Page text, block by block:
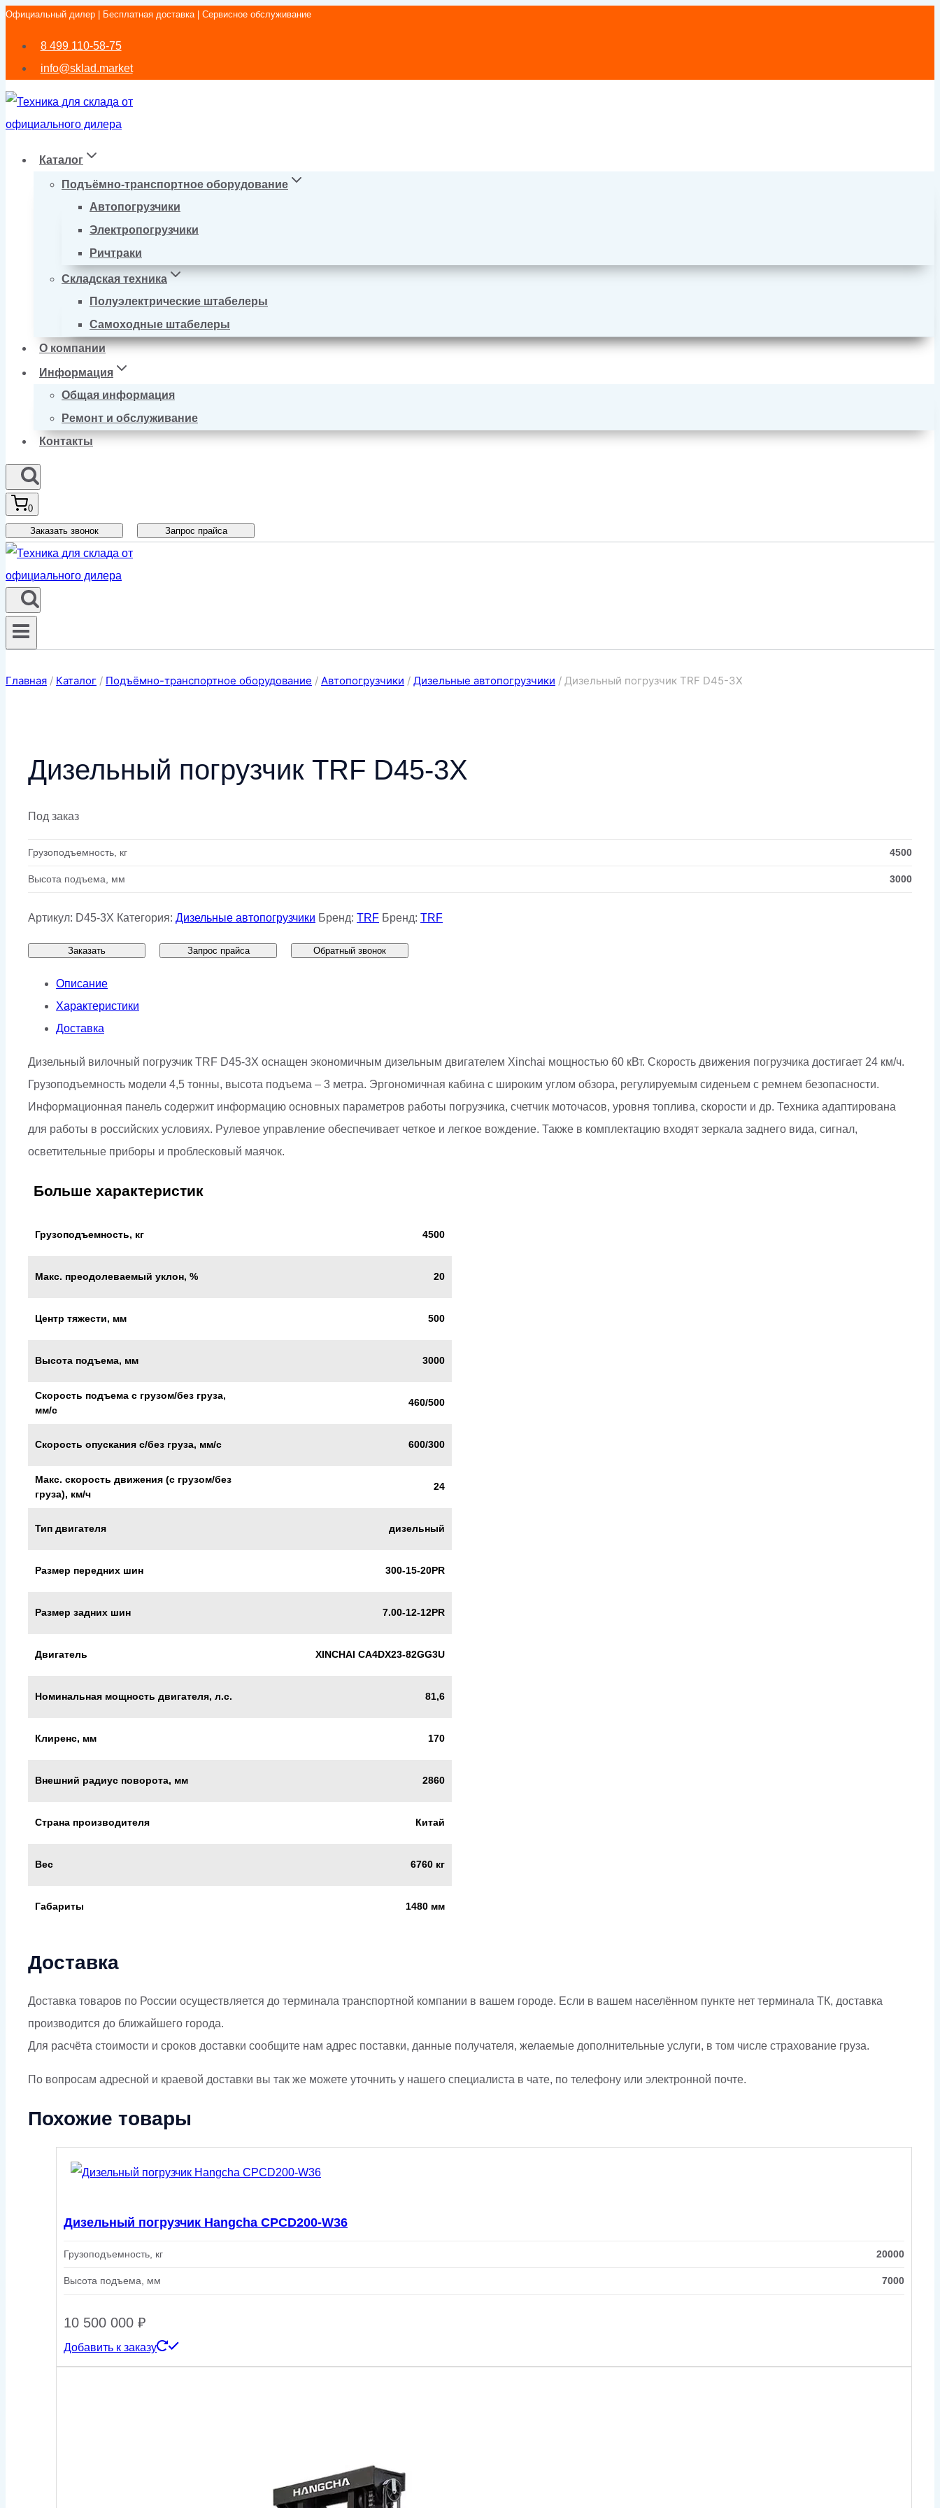
Перейти
Официальный дилер | Бесплатная доставка | Сервисное обслуживание
8 499 110-58-75
info@sklad.market
Каталог
Подъёмно-транспортное оборудование
Автопогрузчики
Электропогрузчики
Ричтраки
Складская техника
Полуэлектрические штабелеры
Самоходные штабелеры
О компании
Информация
Общая информация
Ремонт и обслуживание
Контакты
0
Заказать звонок Запрос прайса
Главная / Каталог / Подъёмно-транспортное оборудование / Автопогрузчики / Дизельные автопогрузчики / Дизельный погрузчик TRF D45-3X
Дизельный погрузчик TRF D45-3X
Под заказ
Грузоподъемность, кг 4500
Высота подъема, мм 3000
Артикул: D45-3X Категория: Дизельные автопогрузчики Бренд: TRF Бренд: TRF
Заказать Запрос прайса Обратный звонок
Описание
Характеристики
Доставка
Дизельный вилочный погрузчик TRF D45-3X оснащен экономичным дизельным двигателем Xinchai мощностью 60 кВт. Скорость движения погрузчика достигает 24 км/ч.
Грузоподъемность модели 4,5 тонны, высота подъема – 3 метра. Эргономичная кабина с широким углом обзора, регулируемым сиденьем с ремнем безопасности.
Информационная панель содержит информацию основных параметров работы погрузчика, счетчик моточасов, уровня топлива, скорости и др. Техника адаптирована
для работы в российских условиях. Рулевое управление обеспечивает четкое и легкое вождение. Также в комплектацию входят зеркала заднего вида, сигнал,
осветительные приборы и проблесковый маячок.
Больше характеристик
Грузоподъемность, кг 4500
Макс. преодолеваемый уклон, % 20
Центр тяжести, мм 500
Высота подъема, мм 3000
Скорость подъема с грузом/без груза,
мм/с
460/500
Скорость опускания c/без груза, мм/с 600/300
Макс. скорость движения (с грузом/без
груза), км/ч
24
Тип двигателя дизельный
Размер передних шин 300-15-20PR
Размер задних шин 7.00-12-12PR
Двигатель XINCHAI CA4DX23-82GG3U
Номинальная мощность двигателя, л.с. 81,6
Клиренс, мм 170
Внешний радиус поворота, мм 2860
Страна производителя Китай
Вес 6760 кг
Габариты 1480 мм
Доставка
Доставка товаров по России осуществляется до терминала транспортной компании в вашем городе. Если в вашем населённом пункте нет терминала ТК, доставка
производится до ближайшего города.
Для расчёта стоимости и сроков доставки сообщите нам адрес поставки, данные получателя, желаемые дополнительные услуги, в том числе страхование груза.
По вопросам адресной и краевой доставки вы так же можете уточнить у нашего специалиста в чате, по телефону или электронной почте.
Похожие товары
Дизельный погрузчик Hangcha CPCD200-W36
Грузоподъемность, кг 20000
Высота подъема, мм 7000
10 500 000 ₽
Добавить к заказу